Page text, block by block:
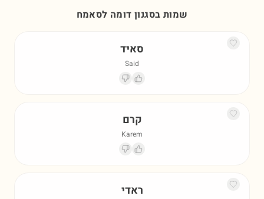
שמות בסגנון דומה לסאמח
סאיד
Said
קרם
Karem
ראדי